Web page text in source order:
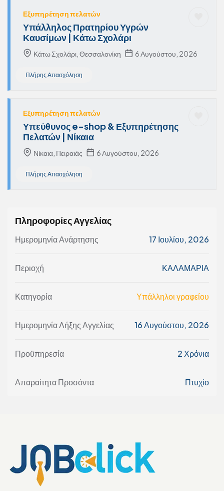
Εξυπηρέτηση πελατών
Υπάλληλος Πρατηρίου Υγρών
Καυσίμων | Κάτω Σχολάρι
Κάτω Σχολάρι, Θεσσαλονίκη 6 Αυγούστου, 2026
Πλήρης Απασχόληση
Εξυπηρέτηση πελατών
Υπεύθυνος e-shop & Εξυπηρέτησης
Πελατών | Νίκαια
Νίκαια, Πειραιάς 6 Αυγούστου, 2026
Πλήρης Απασχόληση
Πληροφορίες Αγγελίας
Ημερομηνία Ανάρτησης 17 Ιουλίου, 2026
Περιοχή ΚΑΛΑΜΑΡΙΑ
Κατηγορία Υπάλληλοι γραφείου
Ημερομηνία Λήξης Αγγελίας 16 Αυγούστου, 2026
Προϋπηρεσία 2 Χρόνια
Απαραίτητα Προσόντα Πτυχίο